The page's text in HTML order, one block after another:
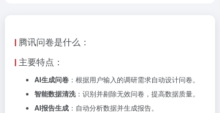
腾讯问卷是什么：
主要特点：
AI生成问卷 ：根据用户输入的调研需求自动设计问卷。
智能数据清洗：识别并剔除无效问卷，提高数据质量。
AI报告生成 ：自动分析数据并生成报告。